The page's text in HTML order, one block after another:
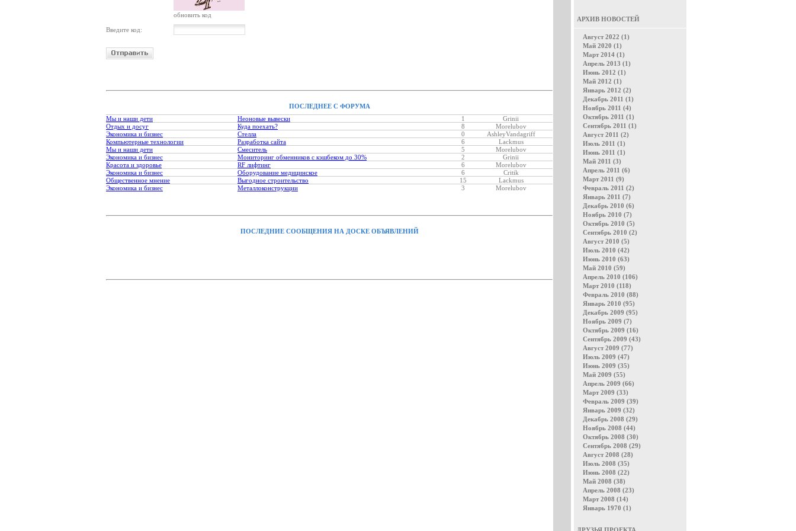
обновить код
Введите код:
ПОСЛЕДНЕЕ С ФОРУМА
Мы и наши дети
Неоновые вывески 1
Grinii
Отдых и досуг
Куда поехать? 8
Morelubov
Экономика и бизнес
Стелла 0
AshleyVandagriff
Компьютерные технологии
Разработка сайта 6
Lackmus
Мы и наши дети
Смеситель 5
Morelubov
Экономика и бизнес
Мониторинг обменников с кэшбеком до 30% 2
Grinii
Красота и здоровье
RF лифтинг 6
Morelubov
Экономика и бизнес
Оборудование медицинское 6
Critik
Общественное мнение
Выгодное строительство 15
Lackmus
Экономика и бизнес
Металлоконструкции 3 Morelubov
ПОСЛЕДНИЕ СООБЩЕНИЯ НА ДОСКЕ ОБЪЯВЛЕНИЙ
АРХИВ НОВОСТЕЙ
Август 2022 (1)
Май 2020 (1)
Март 2014 (1)
Апрель 2013 (1)
Июнь 2012 (1)
Май 2012 (1)
Январь 2012 (2)
Декабрь 2011 (1)
Ноябрь 2011 (4)
Октябрь 2011 (1)
Сентябрь 2011 (1)
Август 2011 (2)
Июль 2011 (1)
Июнь 2011 (1)
Май 2011 (3)
Апрель 2011 (6)
Март 2011 (9)
Февраль 2011 (2)
Январь 2011 (7)
Декабрь 2010 (6)
Ноябрь 2010 (7)
Октябрь 2010 (5)
Сентябрь 2010 (2)
Август 2010 (5)
Июль 2010 (42)
Июнь 2010 (63)
Май 2010 (59)
Апрель 2010 (106)
Март 2010 (118)
Февраль 2010 (88)
Январь 2010 (95)
Декабрь 2009 (95)
Ноябрь 2009 (7)
Октябрь 2009 (16)
Сентябрь 2009 (43)
Август 2009 (77)
Июль 2009 (47)
Июнь 2009 (35)
Май 2009 (55)
Апрель 2009 (66)
Март 2009 (33)
Февраль 2009 (39)
Январь 2009 (32)
Декабрь 2008 (29)
Ноябрь 2008 (44)
Октябрь 2008 (30)
Сентябрь 2008 (29)
Август 2008 (28)
Июль 2008 (35)
Июнь 2008 (22)
Май 2008 (38)
Апрель 2008 (23)
Март 2008 (14)
Январь 1970 (1)